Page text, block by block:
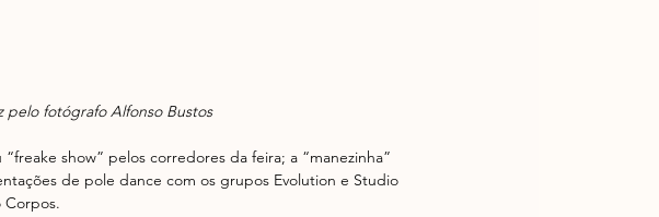
fotógrafo Alfonso Bustos
show” pelos corredores da feira; a “manezinha”
de pole dance com os grupos Evolution e Studio
Corpos.